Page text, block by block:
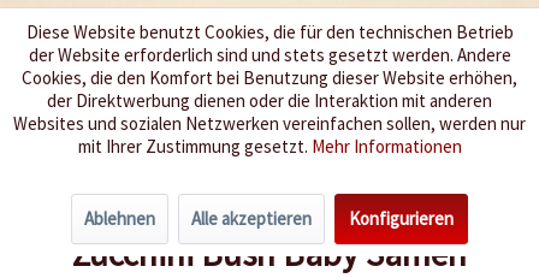
Wir würzen Ihr Leben
Menü
Übersicht Auberginen & Zucchini
Zucchini Bush Baby Samen
Diese Website benutzt Cookies, die für den technischen Betrieb
der Website erforderlich sind und stets gesetzt werden. Andere
Cookies, die den Komfort bei Benutzung dieser Website erhöhen,
der Direktwerbung dienen oder die Interaktion mit anderen
Websites und sozialen Netzwerken vereinfachen sollen, werden nur
mit Ihrer Zustimmung gesetzt. Mehr Informationen
Ablehnen Alle akzeptieren Konfigurieren